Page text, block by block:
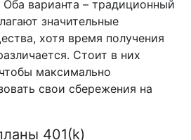
варианта – традиционный
значительные
хотя время получения
Стоит в них
максимально
свои сбережения на
401(k)